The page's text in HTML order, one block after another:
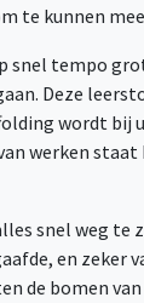
te kunnen
tempo
Deze
wordt
werken staat
snel weg
en
de bomen